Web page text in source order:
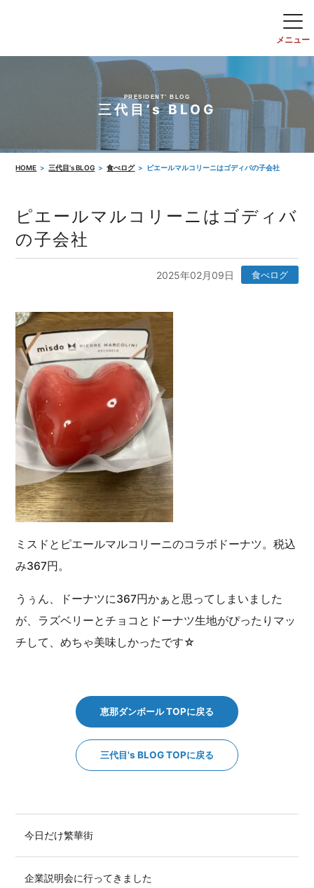
PRESIDENT' BLOG
三代目’s BLOG
HOME 三代目’s BLOG 食べログ ピエールマルコリーニはゴディバの子会社
ピエールマルコリーニはゴディバ
の子会社
2025年02月09日 食べログ
ミスドとピエールマルコリーニのコラボドーナツ。税込
み367円。
うぅん、ドーナツに367円かぁと思ってしまいました
が、ラズベリーとチョコとドーナツ生地がぴったりマッ
チして、めちゃ美味しかったです☆
恵那ダンボール TOPに戻る
三代目's BLOG TOPに戻る
今日だけ繁華街
企業説明会に行ってきました